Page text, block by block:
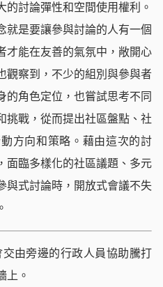
的討論彈性和空間使用權利。
就是要讓參與討論的人有一個
才能在友善的氣氛中，敞開心
觀察到，不少的組別與參與者
的角色定位，也嘗試思考不同
挑戰，從而提出社區盤點、社
方向和策略。藉由這次的討
面臨多樣化的社區議題、多元
與式討論時，開放式會議不失
由旁邊的行政人員協助騰打
上。